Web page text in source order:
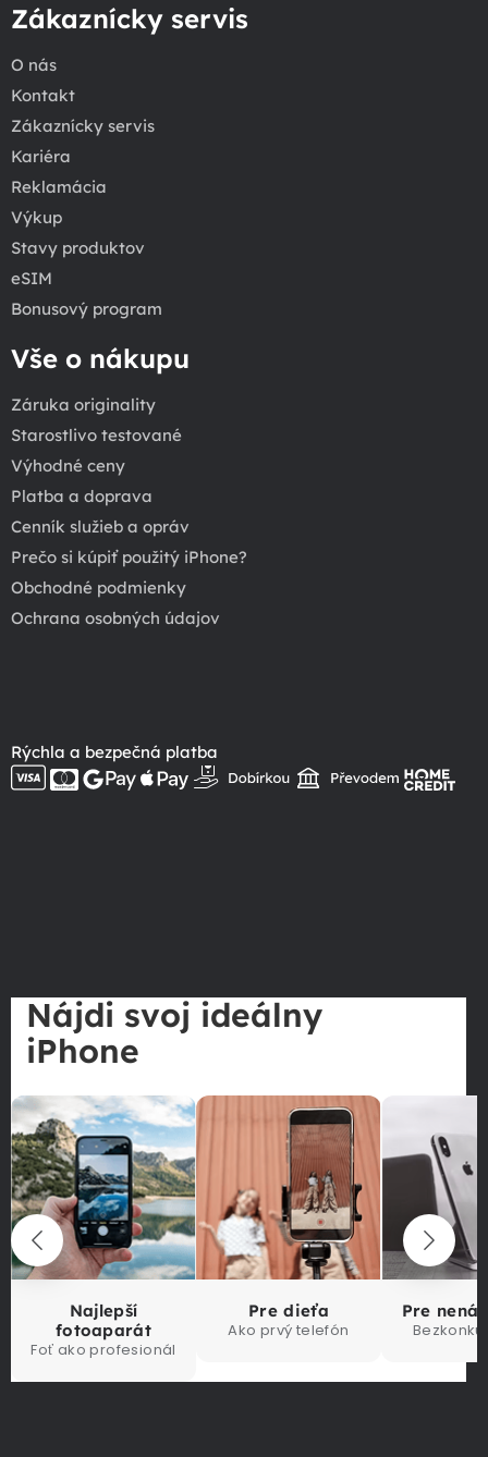
Zákaznícky servis
O nás
Kontakt
Zákaznícky servis
Kariéra
Reklamácia
Výkup
Stavy produktov
eSIM
Bonusový program
Vše o nákupu
Záruka originality
Starostlivo testované
Výhodné ceny
Platba a doprava
Cenník služieb a opráv
Prečo si kúpiť použitý iPhone?
Obchodné podmienky
Ochrana osobných údajov
Rýchla a bezpečná platba
Nájdi svoj ideálny
iPhone
Najlepší
fotoaparát
Foť ako profesionál
Pre dieťa
Ako prvý telefón
Pre